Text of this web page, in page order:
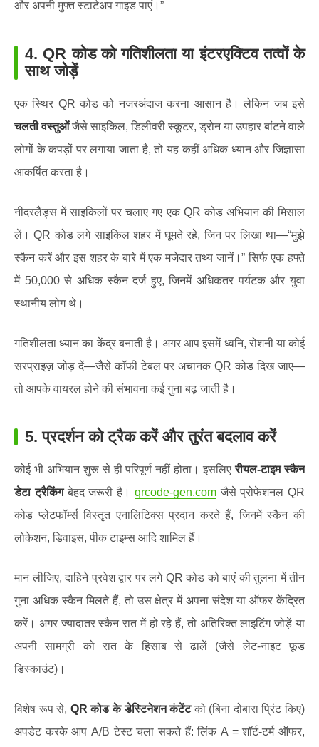
और अपनी मुफ्त स्टार्टअप गाइड पाएं।”
4. QR कोड को गतिशीलता या इंटरएक्टिव तत्वों के
साथ जोड़ें
एक स्थिर QR कोड को नजरअंदाज करना आसान है। लेकिन जब इसे
चलती वस्तुओंजैसे साइकिल, डिलीवरी स्कूटर, ड्रोन या उपहार बांटने वाले
लोगों के कपड़ों पर लगाया जाता है, तो यह कहीं अधिक ध्यान और जिज्ञासा
आकर्षित करता है।
नीदरलैंड्स में साइकिलों पर चलाए गए एक QR कोड अभियान की मिसाल
लें। QR कोड लगे साइकिल शहर में घूमते रहे, जिन पर लिखा था—“मुझे
स्कैन करें और इस शहर के बारे में एक मजेदार तथ्य जानें।” सिर्फ एक हफ्ते
में 50,000 से अधिक स्कैन दर्ज हुए, जिनमें अधिकतर पर्यटक और युवा
स्थानीय लोग थे।
गतिशीलता ध्यान का केंद्र बनाती है। अगर आप इसमें ध्वनि, रोशनी या कोई
सरप्राइज़ जोड़ दें—जैसे कॉफी टेबल पर अचानक QR कोड दिख जाए—
तो आपके वायरल होने की संभावना कई गुना बढ़ जाती है।
5.प्रदर्शन को ट्रैक करें और तुरंत बदलाव करें
कोई भी अभियान शुरू से ही परिपूर्ण नहीं होता। इसलिएरीयल-टाइम स्कैन
डेटा ट्रैकिंगबेहद जरूरी है। qrcode-gen.comजैसे प्रोफेशनल QR
कोड प्लेटफॉर्म्स विस्तृत एनालिटिक्स प्रदान करते हैं, जिनमें स्कैन की
लोकेशन, डिवाइस, पीक टाइम्स आदि शामिल हैं।
मान लीजिए, दाहिने प्रवेश द्वार पर लगे QR कोड को बाएं की तुलना में तीन
गुना अधिक स्कैन मिलते हैं, तो उस क्षेत्र में अपना संदेश या ऑफर केंद्रित
करें। अगर ज्यादातर स्कैन रात में हो रहे हैं, तो अतिरिक्त लाइटिंग जोड़ें या
अपनी सामग्री को रात के हिसाब से ढालें (जैसे लेट-नाइट फूड
डिस्काउंट)।
विशेष रूप से, QR कोड के डेस्टिनेशन कंटेंटको (बिना दोबारा प्रिंट किए)
अपडेट करके आप A/B टेस्ट चला सकते हैं: लिंक A = शॉर्ट-टर्म ऑफर,